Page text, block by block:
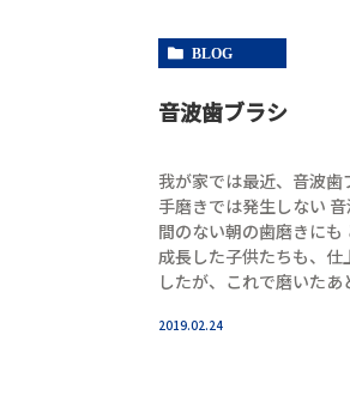
BLOG
音波歯ブラシ
我が家では最近、音波歯
手磨きでは発生しない
間のない朝の歯磨きにも
成長した子供たちも、仕
したが、これで磨いた
2019.02.24